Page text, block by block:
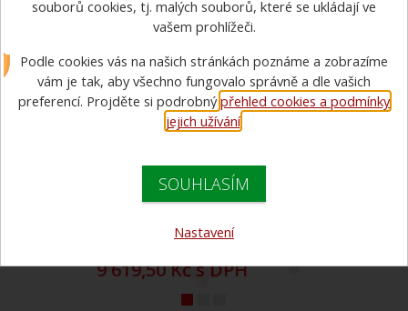
armatury
Armatury pro požární sport. Široký výběr ze sacích košů,
přetlakových ventilů, hadicových spojek, nástavců, savicových
šroubení a rozdělovačů.
překážek
9 619,50 Kč s DPH
souborů cookies, tj. malých souborů, které se ukládají ve
vašem prohlížeči.
Podle cookies vás na našich stránkách poznáme a zobrazíme
vám je tak, aby všechno fungovalo správně a dle vašich
preferencí. Projděte si podrobnýpřehled cookies a podmínky
jejich užívání.
SOUHLASÍM
Nastavení